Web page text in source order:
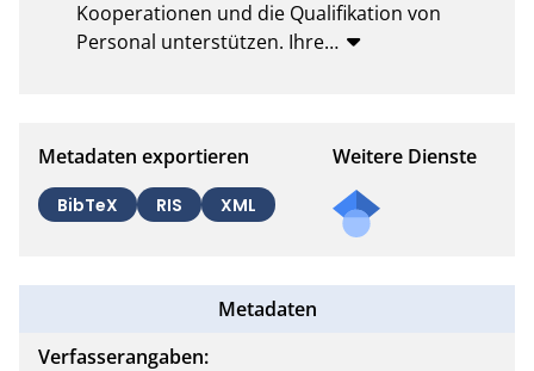
Kooperationen und die Qualifikation von
Personal unterstützen. Ihre…
Metadaten exportieren
BibTeX RIS XML
Weitere Dienste
Metadaten
Verfasserangaben: